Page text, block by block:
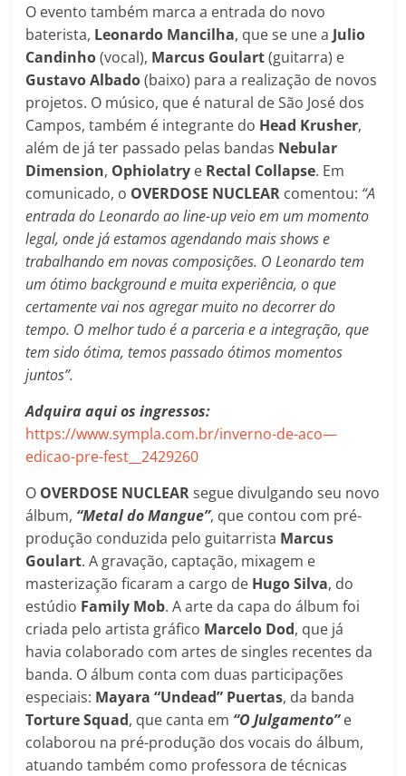
O evento também marca a entrada do novo
baterista, Leonardo Mancilha, que se une a Julio
Candinho(vocal), Marcus Goulart(guitarra) e
Gustavo Albado(baixo) para a realização de novos
projetos. O músico, que é natural de São José dos
Campos, também é integrante do Head Krusher,
além de já ter passado pelas bandas Nebular
Dimension, Ophiolatry e Rectal Collapse. Em
comunicado, o OVERDOSE NUCLEAR comentou: “A
entrada do Leonardo ao line-up veio em um momento
legal, onde já estamos agendando mais shows e
trabalhando em novas composições. O Leonardo tem
um ótimo background e muita experiência, o que
certamente vai nos agregar muito no decorrer do
tempo. O melhor tudo é a parceria e a integração, que
tem sido ótima, temos passado ótimos momentos
juntos”.
Adquira aqui os ingressos:
https://www.sympla.com.br/inverno-de-aco—
edicao-pre-fest__2429260
O OVERDOSE NUCLEARsegue divulgando seu novo
álbum, “Metal do Mangue”, que contou com pré-
produção conduzida pelo guitarrista Marcus
Goulart. A gravação, captação, mixagem e
masterização ficaram a cargo de Hugo Silva, do
estúdio Family Mob. A arte da capa do álbum foi
criada pelo artista gráfico Marcelo Dod, que já
havia colaborado com artes de singles recentes da
banda. O álbum conta com duas participações
especiais: Mayara “Undead” Puertas, da banda
Torture Squad, que canta em “O Julgamento”e
colaborou na pré-produção dos vocais do álbum,
atuando também como professora de técnicas